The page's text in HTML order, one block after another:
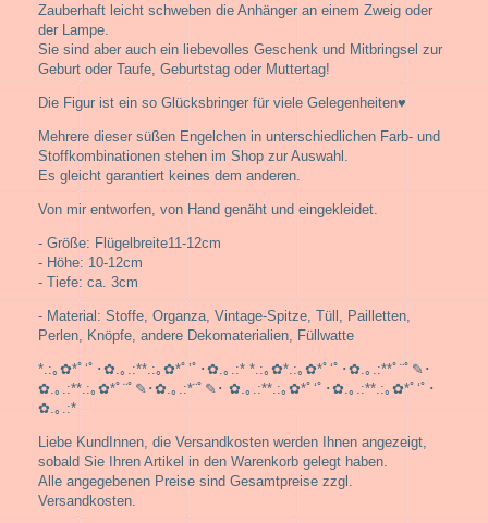
Zauberhaft leicht schweben die Anhänger an einem Zweig oder
der Lampe.
Sie sind aber auch ein liebevolles Geschenk und Mitbringsel zur
Geburt oder Taufe, Geburtstag oder Muttertag!
Die Figur ist ein so Glücksbringer für viele Gelegenheiten♥
Mehrere dieser süßen Engelchen in unterschiedlichen Farb- und
Stoffkombinationen stehen im Shop zur Auswahl.
Es gleicht garantiert keines dem anderen.
Von mir entworfen, von Hand genäht und eingekleidet.
- Größe: Flügelbreite11-12cm
- Höhe: 10-12cm
- Tiefe: ca. 3cm
- Material: Stoffe, Organza, Vintage-Spitze, Tüll, Pailletten,
Perlen, Knöpfe, andere Dekomaterialien, Füllwatte
*.:｡✿*ﾟ‘ﾟ･✿.｡.:**.:｡✿*ﾟ’ﾟ･✿.｡.:* *.:｡✿*.:｡✿*ﾟ‘ﾟ･✿.｡.:**ﾟ¨ﾟ✎･
✿.｡.:**.:｡✿*ﾟ¨ﾟ✎･✿.｡.:*¨ﾟ✎･ ✿.｡.:**.:｡✿*ﾟ‘ﾟ･✿.｡.:**.:｡✿*ﾟ‘ﾟ･
✿.｡.:*
Liebe KundInnen, die Versandkosten werden Ihnen angezeigt,
sobald Sie Ihren Artikel in den Warenkorb gelegt haben.
Alle angegebenen Preise sind Gesamtpreise zzgl.
Versandkosten.